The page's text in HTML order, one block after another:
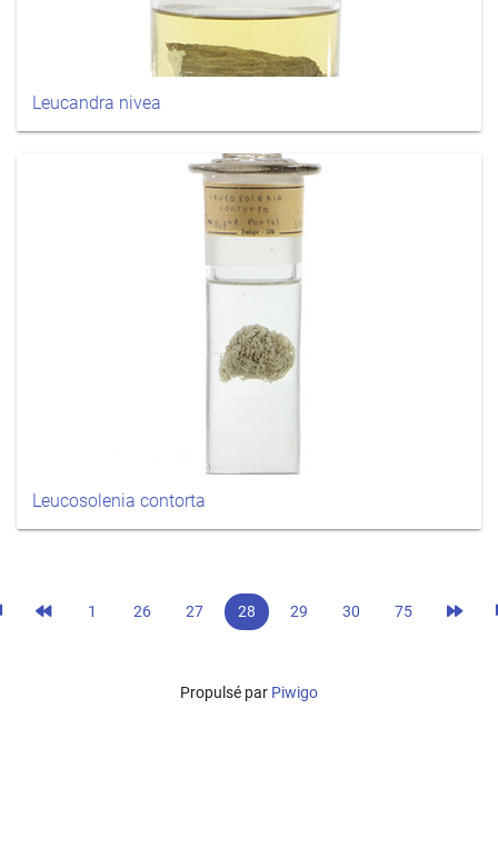
Leucandra nivea
Leucosolenia contorta
1 26 27 28 29 30 75
Propulsé par Piwigo